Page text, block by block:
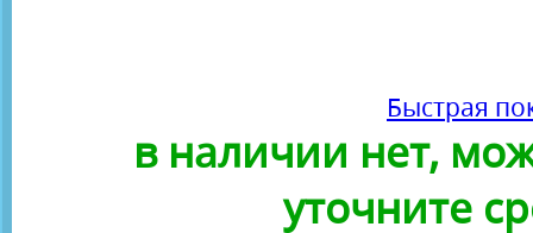
Быстрая
в наличии нет,
уточните